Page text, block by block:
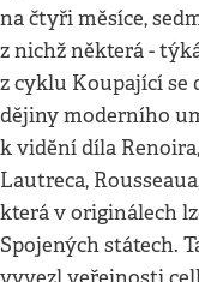
na čtyři měsíce,
z nichž některá -
z cyklu Koupající se
dějiny moderního
k vidění díla
Lautreca,
která v originálech
Spojených státech.